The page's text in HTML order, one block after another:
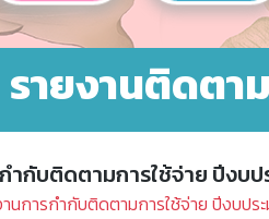
รายงานติดตา
ำกับติดตามการใช้จ่าย ปีงบ
นการกำกับติดตามการใช้จ่าย ปีงบป